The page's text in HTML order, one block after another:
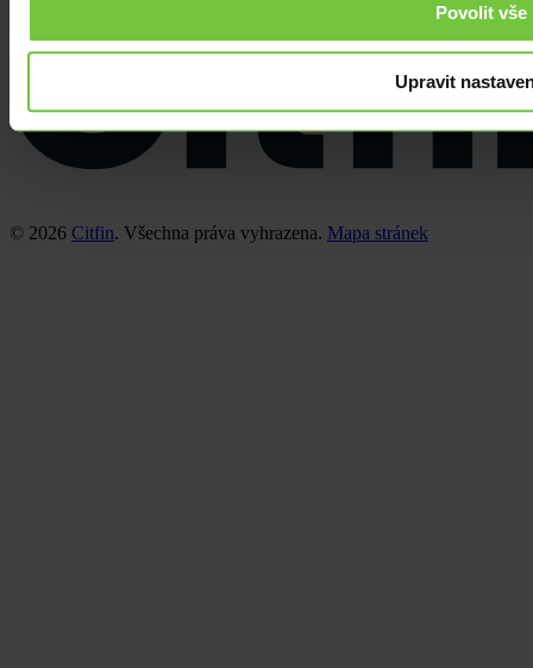
Povolit vše
Upravit
© 2026 Citfin. Všechna práva vyhrazena. Mapa stránek